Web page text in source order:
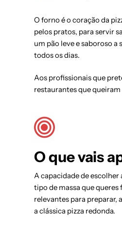
O forno é o coração da
pelos pratos, para servir
um pão leve e saboroso
todos os dias.
Aos profissionais que
restaurantes que
O que vais
A capacidade de
tipo de massa que queres
relevantes para preparar,
a clássica pizza redonda.